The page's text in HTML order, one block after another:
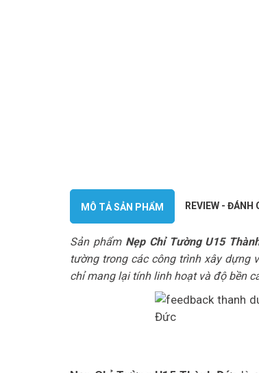
MÔ TẢ SẢN PHẨM REVIEW - ĐÁNH
Sản phẩmNẹp Chỉ Tường U15
tường trong các công trình xây dựng
chỉ mang lại tính linh hoạt và độ bền